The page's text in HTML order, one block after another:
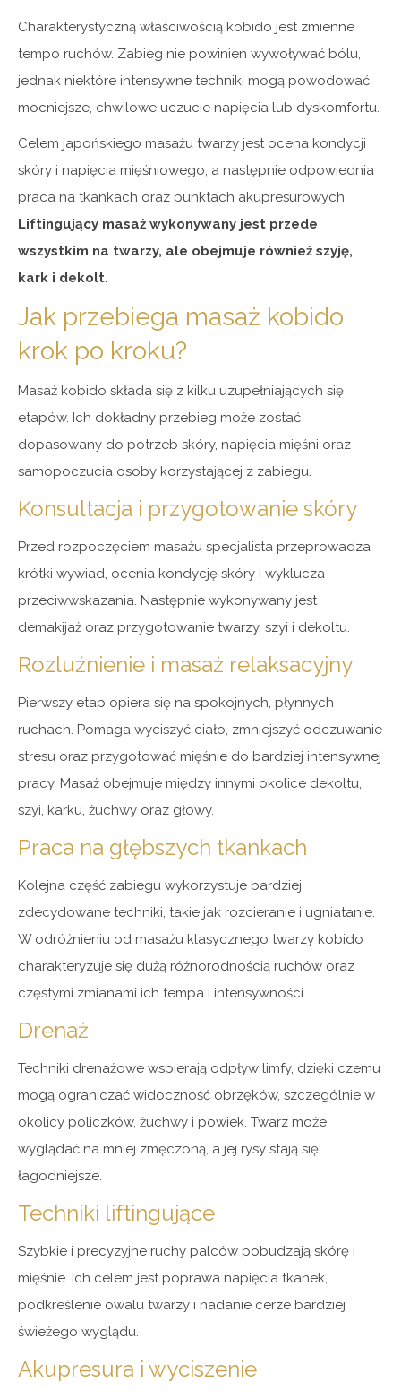
Charakterystyczną właściwością kobido jest zmienne
tempo ruchów. Zabieg nie powinien wywoływać bólu,
jednak niektóre intensywne techniki mogą powodować
mocniejsze, chwilowe uczucie napięcia lub dyskomfortu.
Celem japońskiego masażu twarzy jest ocena kondycji
skóry i napięcia mięśniowego, a następnie odpowiednia
praca na tkankach oraz punktach akupresurowych.
Liftingujący masaż wykonywany jest przede
wszystkim na twarzy, ale obejmuje również szyję,
kark i dekolt.
Jak przebiega masaż kobido
krok po kroku?
Masaż kobido składa się z kilku uzupełniających się
etapów. Ich dokładny przebieg może zostać
dopasowany do potrzeb skóry, napięcia mięśni oraz
samopoczucia osoby korzystającej z zabiegu.
Konsultacja i przygotowanie skóry
Przed rozpoczęciem masażu specjalista przeprowadza
krótki wywiad, ocenia kondycję skóry i wyklucza
przeciwwskazania. Następnie wykonywany jest
demakijaż oraz przygotowanie twarzy, szyi i dekoltu.
Rozluźnienie i masaż relaksacyjny
Pierwszy etap opiera się na spokojnych, płynnych
ruchach. Pomaga wyciszyć ciało, zmniejszyć odczuwanie
stresu oraz przygotować mięśnie do bardziej intensywnej
pracy. Masaż obejmuje między innymi okolice dekoltu,
szyi, karku, żuchwy oraz głowy.
Praca na głębszych tkankach
Kolejna część zabiegu wykorzystuje bardziej
zdecydowane techniki, takie jak rozcieranie i ugniatanie.
W odróżnieniu od masażu klasycznego twarzy kobido
charakteryzuje się dużą różnorodnością ruchów oraz
częstymi zmianami ich tempa i intensywności.
Drenaż
Techniki drenażowe wspierają odpływ limfy, dzięki czemu
mogą ograniczać widoczność obrzęków, szczególnie w
okolicy policzków, żuchwy i powiek. Twarz może
wyglądać na mniej zmęczoną, a jej rysy stają się
łagodniejsze.
Techniki liftingujące
Szybkie i precyzyjne ruchy palców pobudzają skórę i
mięśnie. Ich celem jest poprawa napięcia tkanek,
podkreślenie owalu twarzy i nadanie cerze bardziej
świeżego wyglądu.
Akupresura i wyciszenie